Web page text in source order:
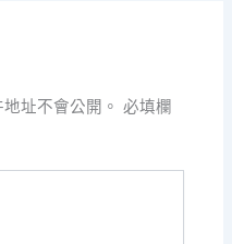
址不會公開。 必填欄